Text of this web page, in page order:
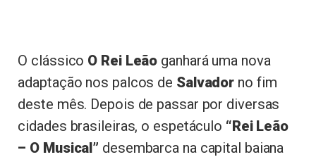
O clássico O Rei Leão ganhará uma nova
adaptação nos palcos de Salvador no fim
deste mês. Depois de passar por diversas
cidades brasileiras, o espetáculo “Rei Leão
– O Musical” desembarca na capital baiana